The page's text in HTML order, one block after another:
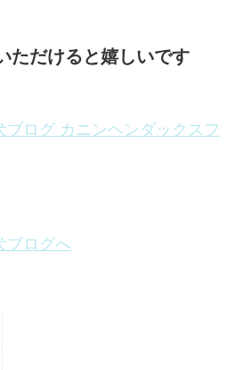
ただけると嬉しいです